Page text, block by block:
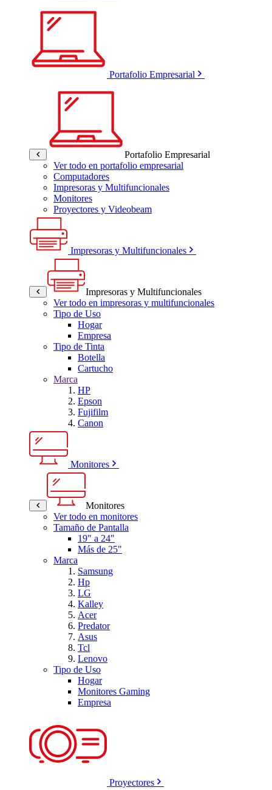
Portafolio Empresarial
Portafolio Empresarial
Ver todo en portafolio empresarial
Computadores
Impresoras y Multifuncionales
Monitores
Proyectores y Videobeam
Impresoras y Multifuncionales
Impresoras y Multifuncionales
Ver todo en impresoras y multifuncionales
Tipo de Uso
Hogar
Empresa
Tipo de Tinta
Botella
Cartucho
Marca
HP
Epson
Fujifilm
Canon
Monitores
Monitores
Ver todo en monitores
Tamaño de Pantalla
19" a 24"
Más de 25"
Marca
Samsung
Hp
LG
Kalley
Acer
Predator
Asus
Tcl
Lenovo
Tipo de Uso
Hogar
Monitores Gaming
Empresa
Proyectores